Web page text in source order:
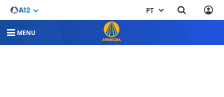
PT
MENU